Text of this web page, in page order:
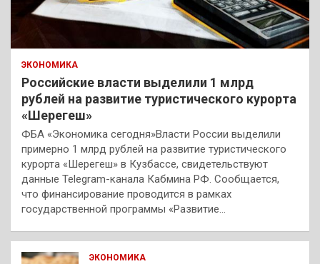
ЭКОНОМИКА
Российские власти выделили 1 млрд
рублей на развитие туристического курорта
«Шерегеш»
ФБА «Экономика сегодня»Власти России выделили
примерно 1 млрд рублей на развитие туристического
курорта «Шерегеш» в Кузбассе, свидетельствуют
данные Telegram-канала Кабмина РФ. Сообщается,
что финансирование проводится в рамках
государственной программы «Развитие…
ЭКОНОМИКА